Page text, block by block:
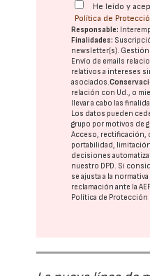
He leído y
Política de
Responsable:
Finalidades:
newsletter(s). Gestión
Envío de emails
relativos a intereses
asociados.
relación con Ud., o
llevar a cabo las
Los datos pueden
grupo por motivos de
Acceso, rectificación,
portabilidad,
decisiones
nuestro DPD . Si
se ajusta a la
reclamación ante la
Política de Protección